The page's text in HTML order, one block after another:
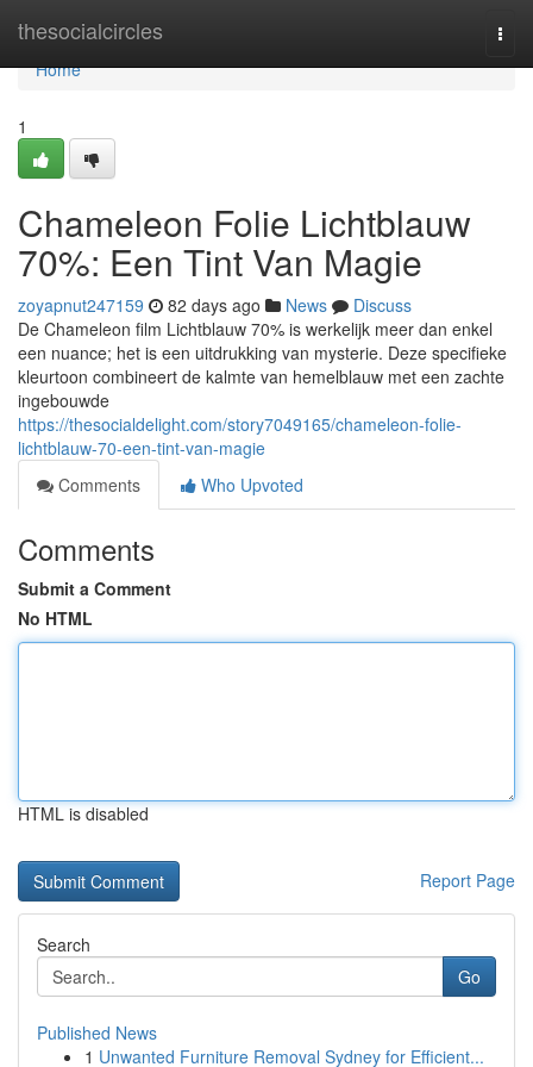
thesocialcircles
Home
Home
1
Chameleon Folie Lichtblauw
70%: Een Tint Van Magie
zoyapnut247159 82 days ago News
Discuss
De Chameleon film Lichtblauw 70% is werkelijk meer dan enkel
een nuance; het is een uitdrukking van mysterie. Deze specifieke
kleurtoon combineert de kalmte van hemelblauw met een zachte
ingebouwde
https://thesocialdelight.com/story7049165/chameleon-folie-
lichtblauw-70-een-tint-van-magie
Comments
Who Upvoted
Comments
Submit a Comment
No HTML
HTML is disabled
Report Page
Search
Go
Published News
1 Unwanted Furniture Removal Sydney for Efficient...